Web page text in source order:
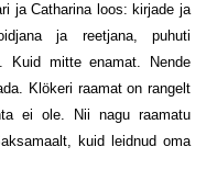
ja Catharina loos: kirjade ja
ja reetjana, puhuti
Kuid mitte enamat. Nende
Klökeri raamat on rangelt
ei ole. Nii nagu raamatu
kuid leidnud oma